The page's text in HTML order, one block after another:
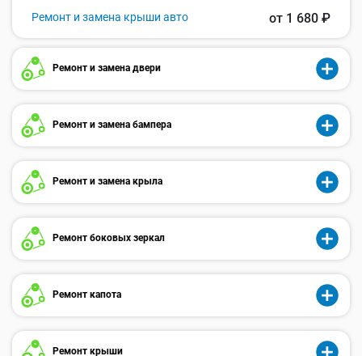
Ремонт и замена крыши авто от 1 680 ₽
Ремонт и замена двери
Ремонт и замена бампера
Ремонт и замена крыла
Ремонт боковых зеркал
Ремонт капота
Ремонт крыши